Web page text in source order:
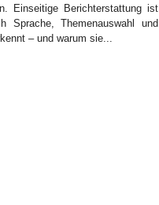
Einseitige Berichterstattung ist
Sprache, Themenauswahl und
– und warum sie...